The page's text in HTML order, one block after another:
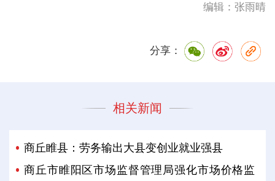
编辑：张雨晴
分享：
相关新闻
商丘睢县：劳务输出大县变创业就业强县
商丘市睢阳区市场监督管理局强化市场价格监